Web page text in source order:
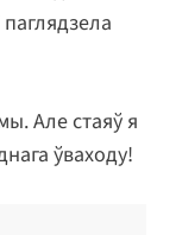
Але стаяў я
ўваходу!